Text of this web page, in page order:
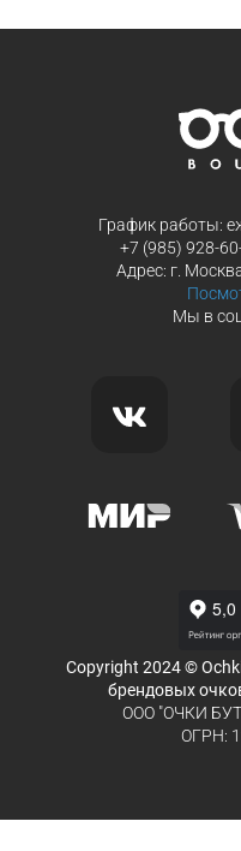
График работы:
+7 (985) 928-
Адрес: г.
Мы в
Copyright 2024 ©
брендовых
ООО "ОЧКИ
ОГРН: